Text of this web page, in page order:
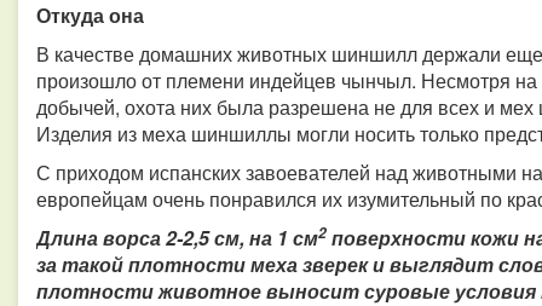
Откуда она
В качестве домашних животных шиншилл держали еще
произошло от племени индейцев чынчыл. Несмотря
добычей, охота них была разрешена не для всех и
Изделия из меха шиншиллы могли носить только
С приходом испанских завоевателей над животными
европейцам очень понравился их изумительный по
Длина ворса 2-2,5 см, на 1 см2 поверхности кожи
за такой плотности меха зверек и выглядит
плотности животное выносит суровые условия